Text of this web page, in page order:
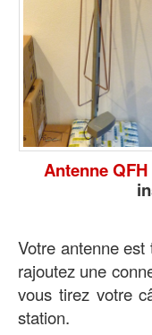
Antenne QFH
Votre antenne
rajoutez une
vous tirez votre
station.